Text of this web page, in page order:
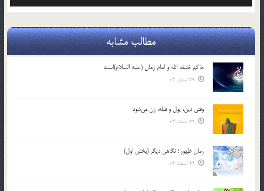
مطالب مشابه
حاکم خليفه الله و امام زمان (علیه السلام)است
29 اسفند 03
وقتی دین، پول و قبله، زن می‌شود
29 اسفند 03
زمان ظهور ؛ نگاهی دیگر (بخش اول)
29 اسفند 03